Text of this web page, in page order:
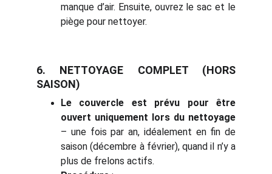
manque d’air. Ensuite, ouvrez le sac et le
piège pour nettoyer.
6. NETTOYAGE COMPLET (HORS
SAISON)
Le couvercle est prévu pour être
ouvert uniquement lors du nettoyage
– une fois par an, idéalement en fin de
saison (décembre à février), quand il n’y a
plus de frelons actifs.